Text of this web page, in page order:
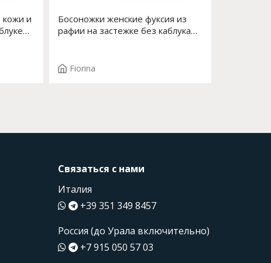
и
Босоножки женские фуксия из
рафии на застежке без каблука
Fiorina
Связаться с нами
Италия
+39 351 349 8457
Россия (до Урала включительно)
+7 915 050 57 03